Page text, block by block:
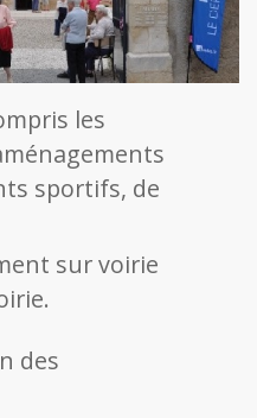
les
sportifs, de
sur voirie
des